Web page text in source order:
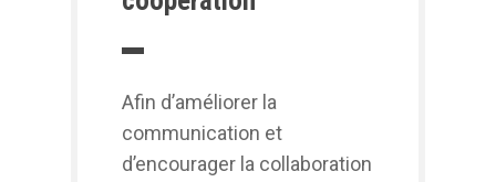
Afin d’améliorer la
communication et
d’encourager la collaboration